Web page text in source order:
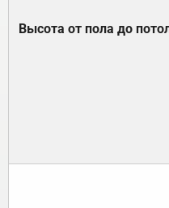
Высота от пола до